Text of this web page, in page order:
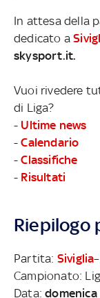
In attesa della
dedicato a
skysport.it.
Vuoi rivedere
di Liga?
- Ultime news
-Calendario
-Classifiche
- Risultati
Riepilogo
Partita: Siviglia–
Campionato:
Data:domenica